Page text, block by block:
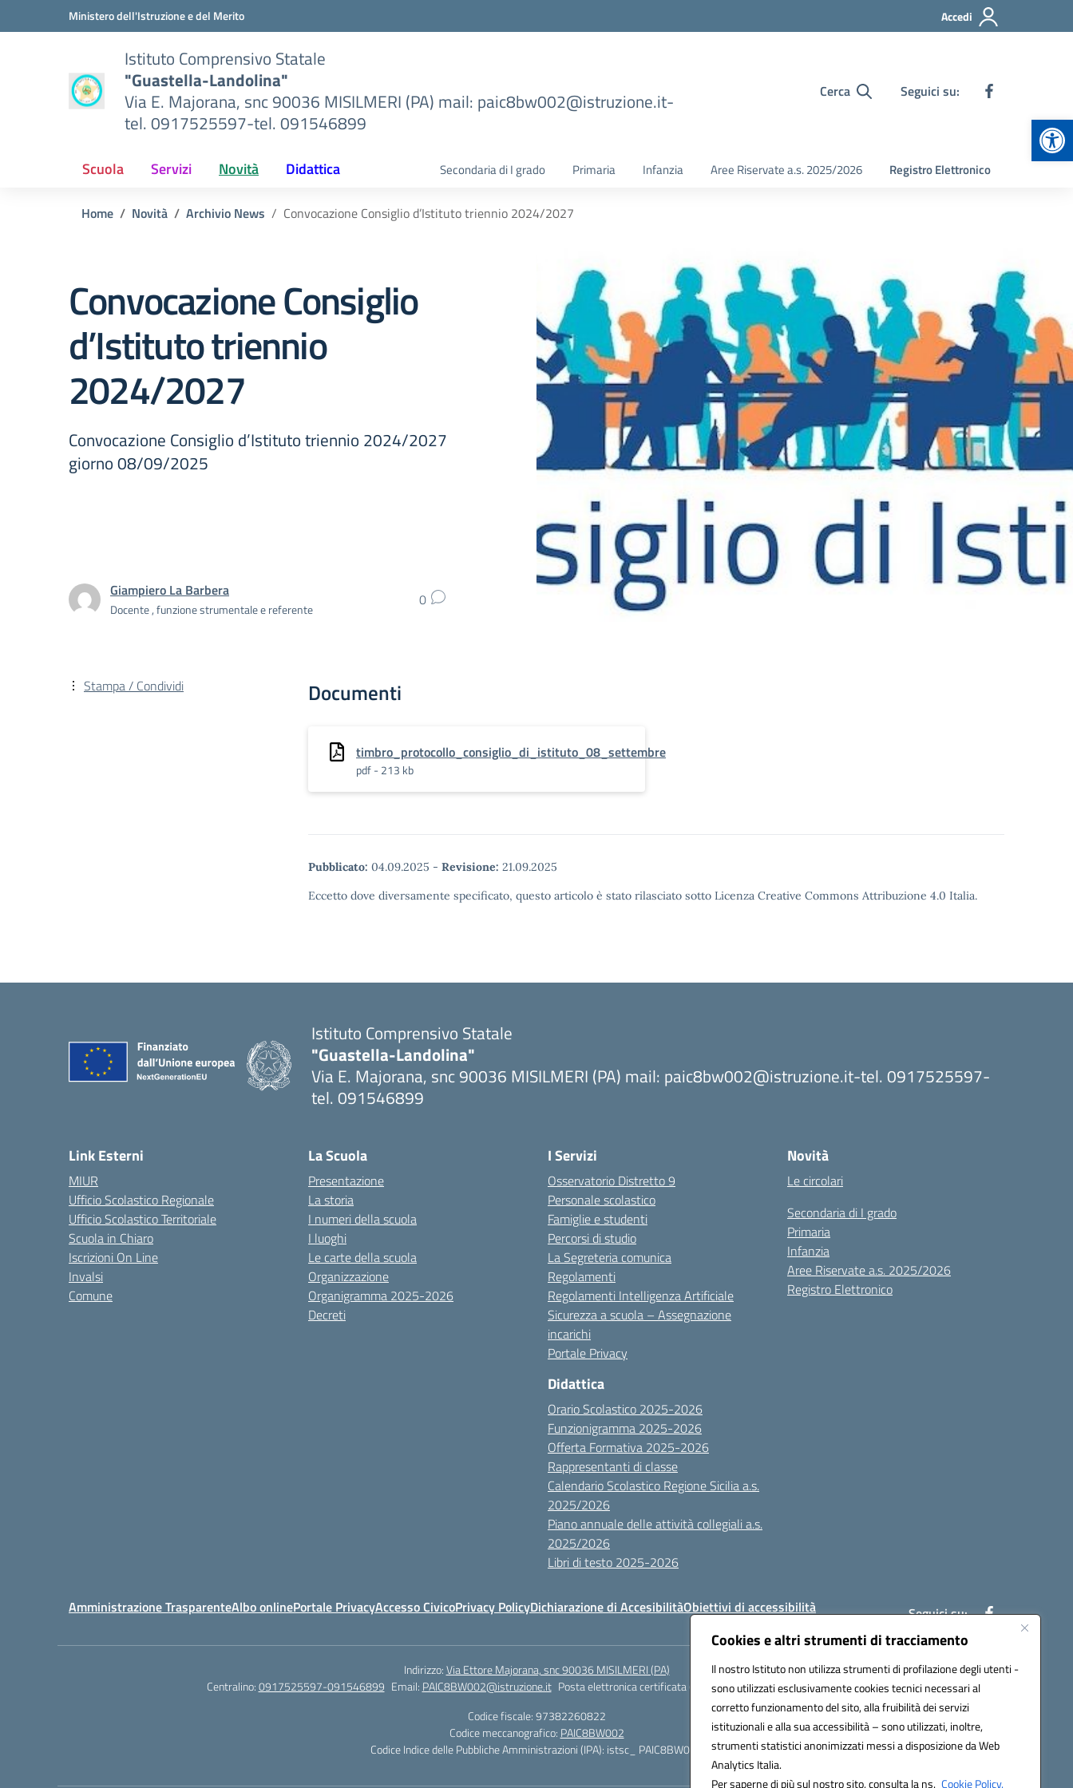
Cookies e altri strumenti di tracciamento
Il nostro Istituto non utilizza strumenti di profilazione degli utenti -
sono utilizzati esclusivamente cookies tecnici necessari al
corretto funzionamento del sito, alla fruibilità dei servizi
istituzionali e alla sua accessibilità – sono utilizzati, inoltre,
strumenti statistici anonimizzati messi a disposizione da Web
Analytics Italia.
Per saperne di più sul nostro sito, consulta la ns. Cookie Policy.
Vai ai contenuti
Vai al menu di navigazioneMinistero dell'Istruzione e del Merito Accedi
Istituto Comprensivo Statale
"Guastella-Landolina"
Via E. Majorana, snc 90036 MISILMERI (PA) mail: paic8bw002@istruzione.it-
tel. 0917525597-tel. 091546899
Cerca Seguici su:
Scuola Servizi Novità Didattica Secondaria di I grado Primaria Infanzia Aree Riservate a.s. 2025/2026 Registro Elettronico
Home Novità Archivio News Convocazione Consiglio d’Istituto triennio 2024/2027
Convocazione Consiglio
d’Istituto triennio
2024/2027
Convocazione Consiglio d’Istituto triennio 2024/2027
giorno 08/09/2025
Giampiero La Barbera
Docente , funzione strumentale e referente 0
Documenti
timbro_protocollo_consiglio_di_istituto_08_settembre
pdf - 213 kb
Pubblicato: 04.09.2025 - Revisione: 21.09.2025
Eccetto dove diversamente specificato, questo articolo è stato rilasciato sotto Licenza Creative Commons Attribuzione 4.0 Italia.
Stampa / Condividi
Istituto Comprensivo Statale
"Guastella-Landolina"
Via E. Majorana, snc 90036 MISILMERI (PA) mail: paic8bw002@istruzione.it-tel. 0917525597-
tel. 091546899
Link Esterni
MIUR
Ufficio Scolastico Regionale
Ufficio Scolastico Territoriale
Scuola in Chiaro
Iscrizioni On Line
Invalsi
Comune
La Scuola
Presentazione
La storia
I numeri della scuola
I luoghi
Le carte della scuola
Organizzazione
Organigramma 2025-2026
Decreti
I Servizi
Osservatorio Distretto 9
Personale scolastico
Famiglie e studenti
Percorsi di studio
La Segreteria comunica
Regolamenti
Regolamenti Intelligenza Artificiale
Sicurezza a scuola – Assegnazione
incarichi
Portale Privacy
Didattica
Orario Scolastico 2025-2026
Funzionigramma 2025-2026
Offerta Formativa 2025-2026
Rappresentanti di classe
Calendario Scolastico Regione Sicilia a.s.
2025/2026
Piano annuale delle attività collegiali a.s.
2025/2026
Libri di testo 2025-2026
Novità
Le circolari
Secondaria di I grado
Primaria
Infanzia
Aree Riservate a.s. 2025/2026
Registro Elettronico
Amministrazione TrasparenteAlbo onlinePortale PrivacyAccesso CivicoPrivacy PolicyDichiarazione di AccesibilitàObiettivi di accessibilità Seguici su:
Indirizzo:Via Ettore Majorana, snc 90036 MISILMERI (PA)
Centralino:0917525597-091546899 Email: PAIC8BW002@istruzione.it Posta elettronica certificata (PEC):PAIC8BW002@pec.istruzione.it
Codice fiscale: 97382260822
Codice meccanografico: PAIC8BW002
Codice Indice delle Pubbliche Amministrazioni (IPA): istsc_ PAIC8BW002